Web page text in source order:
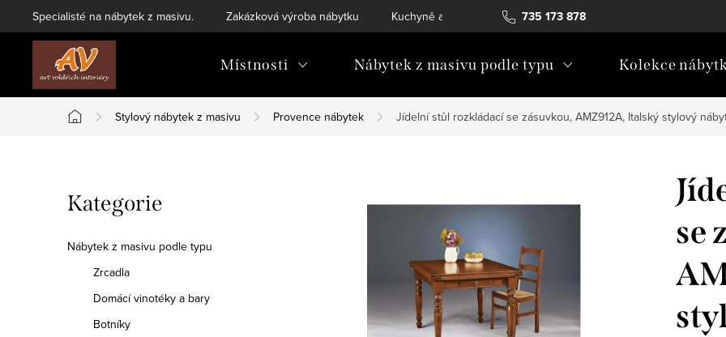
na
735 173 878
Specialisté na nábytek z masivu. Zakázková výroba nábytku Kuchyně a vestavný nábytek Katalogy ke stažení
Místnosti Nábytek z masivu podle typu Kolekce
Domů
Stylový nábytek z masivu Provence nábytek Jídelní stůl rozkládací se zásuvkou, AMZ912A, Italský stylový
o
s
Přeskočit
kategorie
Kategorie
Nábytek z masivu podle typu
Zrcadla
Domácí vinotéky a bary
Botníky
se